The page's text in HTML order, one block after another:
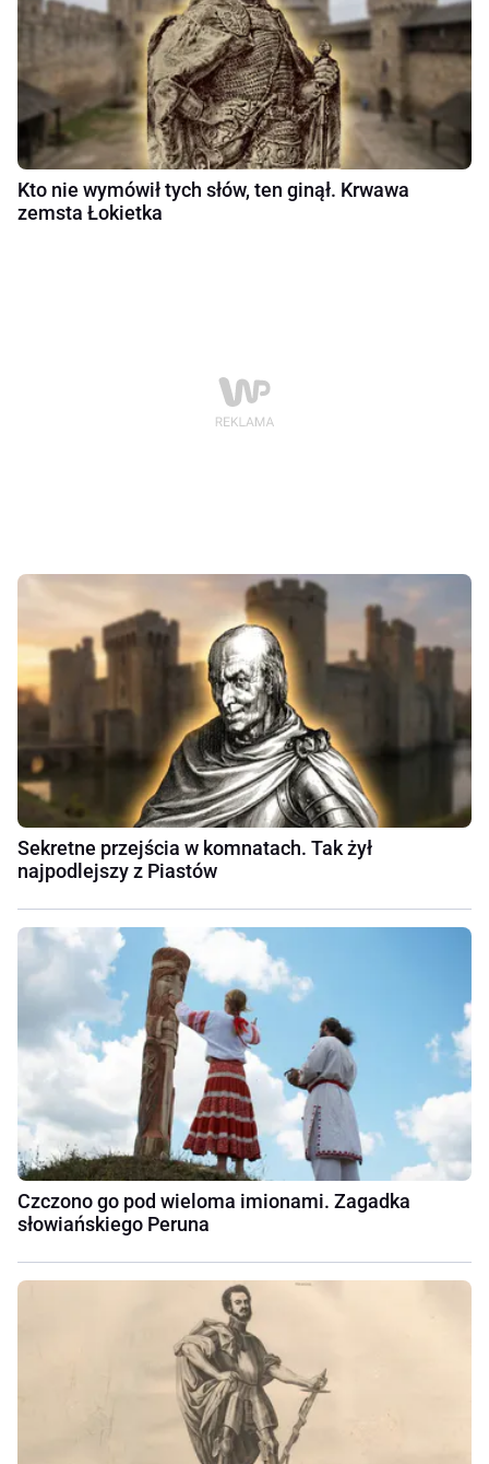
Kto nie wymówił tych słów, ten ginął. Krwawa
zemsta Łokietka
Sekretne przejścia w komnatach. Tak żył
najpodlejszy z Piastów
Czczono go pod wieloma imionami. Zagadka
słowiańskiego Peruna